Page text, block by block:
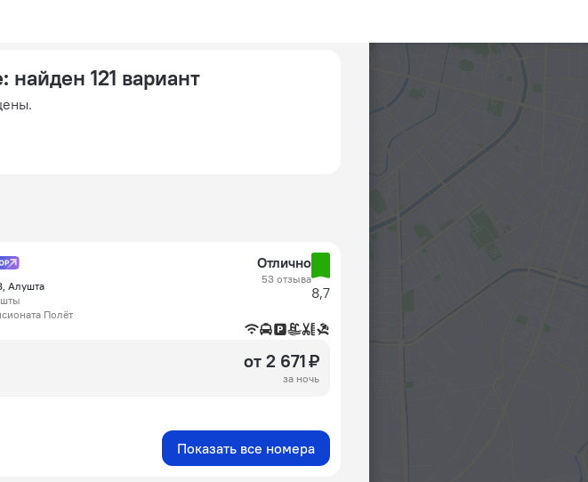
: найден 121 вариант
Алушта
Полёт
Отлично
53 отзыва
8,7
от 2 671 ₽
за ночь
Показать все номера